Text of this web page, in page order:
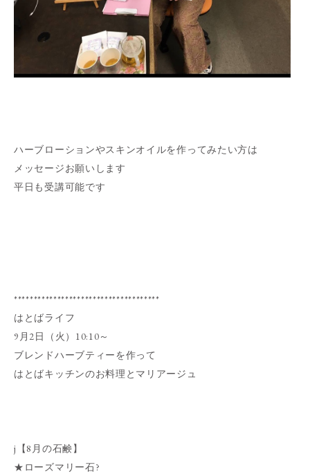
ハーブローションやスキンオイルを作ってみたい方は
メッセージお願いします
平日も受講可能です
*************************************
はとばライフ
9月2日（火）10:10～
ブレンドハーブティーを作って
はとばキッチンのお料理とマリアージュ
j【8月の石鹸】
★ローズマリー石?